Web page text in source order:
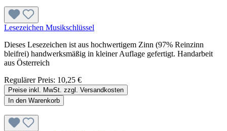
Lesezeichen Musikschlüssel
Dieses Lesezeichen ist aus hochwertigem Zinn (97% Reinzinn
bleifrei) handwerksmäßig in kleiner Auflage gefertigt. Handarbeit
aus Österreich
Regulärer Preis: 10,25 €
Preise inkl. MwSt. zzgl. Versandkosten
In den Warenkorb